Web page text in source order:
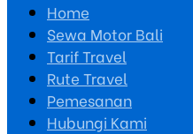
Home
Sewa Motor Bali
Tarif Travel
Rute Travel
Pemesanan
Hubungi Kami